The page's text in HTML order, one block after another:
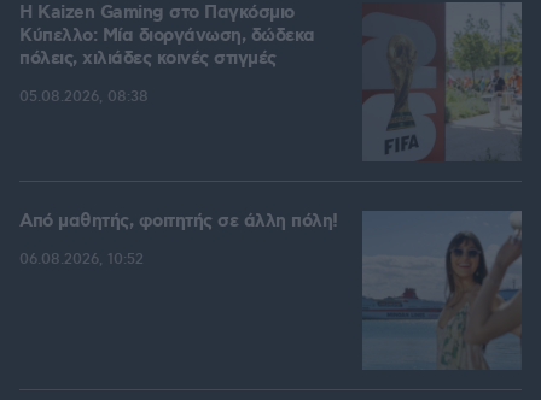
H Kaizen Gaming στο Παγκόσμιο
Kύπελλο: Μία διοργάνωση, δώδεκα
πόλεις, χιλιάδες κοινές στιγμές
05.08.2026, 08:38
Από μαθητής, φοιτητής σε άλλη πόλη!
06.08.2026, 10:52